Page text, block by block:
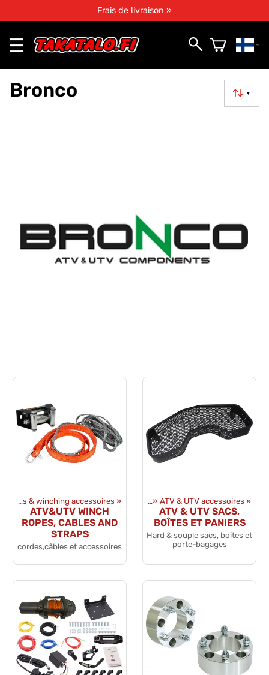
Frais de livraison »
▼
Bronco
Winches & winching accessoires ‪»
ATV&UTV WINCH
ROPES, CABLES AND
STRAPS
cordes,câbles et accessoires
Produits ‪» Équipments ‪» ATV & UTV accessoires ‪»
ATV & UTV SACS,
BOÎTES ET PANIERS
Hard & souple sacs, boîtes et
porte-bagages